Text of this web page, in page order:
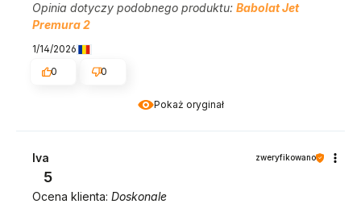
Pokaż oryginał
Opinia dotyczy podobnego produktu: Babolat Jet
Premura 2
1/14/2026
0
0
Iva zweryfikowano
5
Ocena klienta: Doskonale